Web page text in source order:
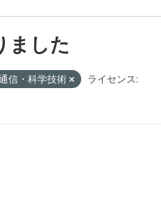
ました
信・科学技術
ライセンス: